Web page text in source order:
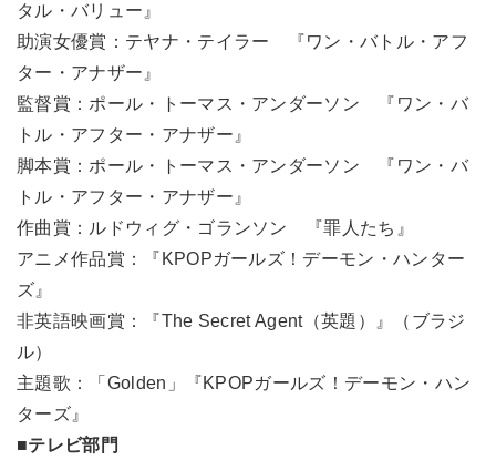
タル・バリュー』
助演女優賞：テヤナ・テイラー 『ワン・バトル・アフ
ター・アナザー』
監督賞：ポール・トーマス・アンダーソン 『ワン・バ
トル・アフター・アナザー』
脚本賞：ポール・トーマス・アンダーソン 『ワン・バ
トル・アフター・アナザー』
作曲賞：ルドウィグ・ゴランソン 『罪人たち』
アニメ作品賞：『KPOPガールズ！デーモン・ハンター
ズ』
非英語映画賞：『The Secret Agent（英題）』（ブラジ
ル）
主題歌：「Golden」『KPOPガールズ！デーモン・ハン
ターズ』
■テレビ部門